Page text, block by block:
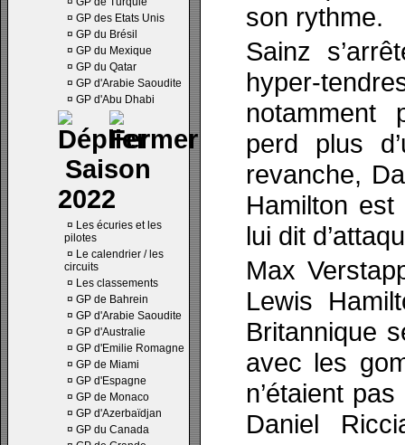
¤ GP des Etats Unis
¤ GP du Brésil
¤ GP du Mexique
¤ GP du Qatar
¤ GP d'Arabie Saoudite
¤ GP d'Abu Dhabi
Saison
2022
¤ Les écuries et les
pilotes
¤ Le calendrier / les
circuits
¤ Les classements
¤ GP de Bahrein
¤ GP d'Arabie Saoudite
¤ GP d'Australie
¤ GP d'Emilie Romagne
¤ GP de Miami
¤ GP d'Espagne
¤ GP de Monaco
¤ GP d'Azerbaïdjan
¤ GP du Canada
son rythme.
Sainz
hyper-
notamment
perd plus
revanche,
Hamilton
lui dit
Max
Lewis
Britannique
avec les
n’étaient
Daniel